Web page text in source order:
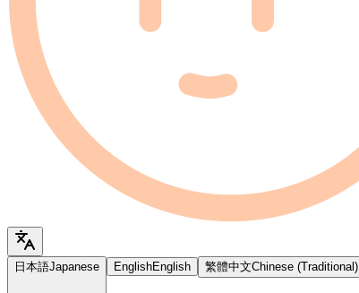
日本語Japanese EnglishEnglish 繁體中文Chinese (Traditional)